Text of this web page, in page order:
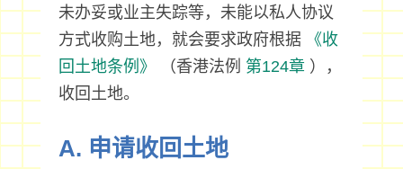
未办妥或业主失踪等，未能以私人协议
方式收购土地，就会要求政府根据
《收
回土地条例》
（香港法例 第124章），
收回土地。
A. 申请收回土地